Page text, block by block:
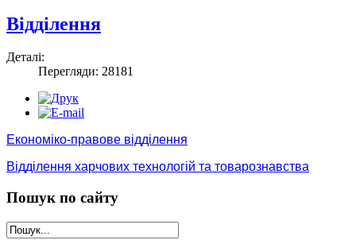
Відділення
Деталі:
Перегляди: 28181
Економіко-правове відділення
Відділення харчових технологій та товарознавства
Пошук по сайту